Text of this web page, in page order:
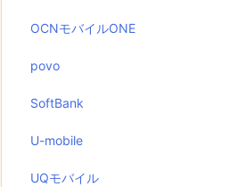
OCNモバイルONE
povo
SoftBank
U-mobile
UQモバイル